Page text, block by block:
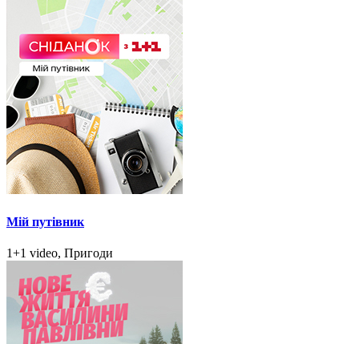
Мій путівник
1+1 video, Пригоди